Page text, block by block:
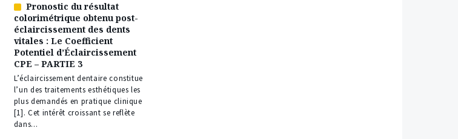
Article
réservé
à
nos
abonnés
Pronostic du résultat
colorimétrique obtenu post-
éclaircissement des dents
vitales : Le Coefficient
Potentiel d’Éclaircissement
CPE – PARTIE 3
L’éclaircissement dentaire constitue
l’un des traitements esthétiques les
plus demandés en pratique clinique
[1]. Cet intérêt croissant se reflète
dans...